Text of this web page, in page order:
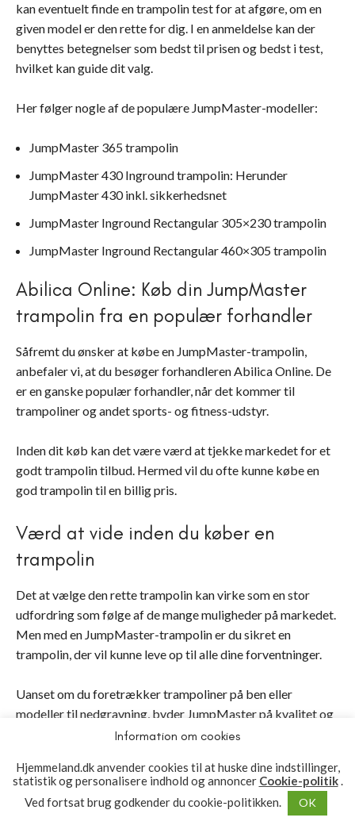
kan eventuelt finde en trampolin test for at afgøre, om en
given model er den rette for dig. I en anmeldelse kan der
benyttes betegnelser som bedst til prisen og bedst i test,
hvilket kan guide dit valg.
Her følger nogle af de populære JumpMaster-modeller:
JumpMaster 365 trampolin
JumpMaster 430 Inground trampolin: Herunder
JumpMaster 430 inkl. sikkerhedsnet
JumpMaster Inground Rectangular 305×230 trampolin
JumpMaster Inground Rectangular 460×305 trampolin
Abilica Online: Køb din JumpMaster
trampolin fra en populær forhandler
Såfremt du ønsker at købe en JumpMaster-trampolin,
anbefaler vi, at du besøger forhandleren Abilica Online. De
er en ganske populær forhandler, når det kommer til
trampoliner og andet sports- og fitness-udstyr.
Inden dit køb kan det være værd at tjekke markedet for et
godt trampolin tilbud. Hermed vil du ofte kunne købe en
god trampolin til en billig pris.
Værd at vide inden du køber en
trampolin
Det at vælge den rette trampolin kan virke som en stor
udfordring som følge af de mange muligheder på markedet.
Men med en JumpMaster-trampolin er du sikret en
trampolin, der vil kunne leve op til alle dine forventninger.
Uanset om du foretrækker trampoliner på ben eller
modeller til nedgravning, byder JumpMaster på kvalitet og
sikkerhed i topklasse. De robuste sikkerhedsnet og solide
de store bekymringer.
Farvevalgene i grå og grøn gør det nemt at integrere
Information om cookies
Hjemmeland.dk anvender cookies til at huske dine indstillinger,
statistik og personalisere indhold og annoncer Cookie-politik.
Ved fortsat brug godkender du cookie-politikken.
OK